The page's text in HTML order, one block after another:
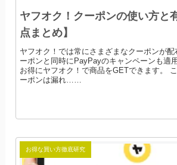
ヤフオク！クーポンの使い方と
点まとめ】
ヤフオク！では常にさまざまなクーポンが配
ーポンと同時にPayPayのキャンペーンも適
お得にヤフオク！で商品をGETできます。
ーポンは漏れ……
お得な買い方徹底研究